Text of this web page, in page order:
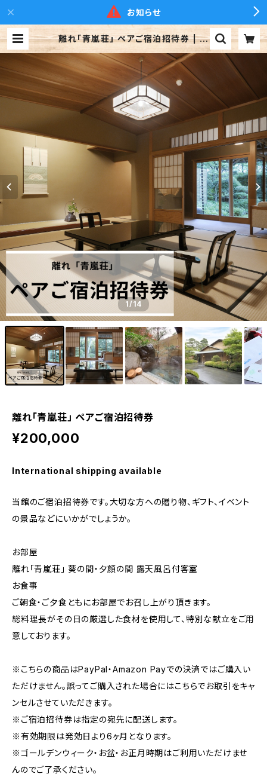
お知らせ
離れ「青嵐荘」 ペアご宿泊招待券 | 下
呂温泉 水明館 suimeikan
1/14
離れ「青嵐荘」 ペアご宿泊招待券
¥200,000
International shipping available
当館のご宿泊招待券です。大切な方への贈り物、ギフト、イベント
の景品などにいかがでしょうか。
お部屋
離れ「青嵐荘」 葵の間・夕顔の間 露天風呂付客室
お食事
ご朝食・ご夕食ともにお部屋でお召し上がり頂きます。
総料理長がその日の厳選した食材を使用して、特別な献立をご用
意しております。
※こちらの商品はPayPal・Amazon Payでの決済ではご購入い
ただけません。誤ってご購入された場合にはこちらでお取引をキャ
ンセルさせていただきます。
※ご宿泊招待券は指定の宛先に配送します。
※有効期限は発効日より6ヶ月となります。
※ゴールデンウィーク・お盆・お正月時期はご利用いただけませ
んのでご了承ください。